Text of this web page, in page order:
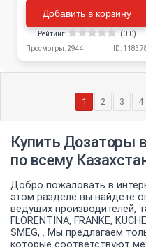
Добавить в корзину
Рейтинг:
(0.0)
Просмотры: 2944
ID:
1 2 3 4
Купить Дозаторы
по всему
Добро пожаловать в
этом разделе вы найдете
ведущих производителей,
FLORENTINA, FRANKE,
SMEG, . Мы предлагаем